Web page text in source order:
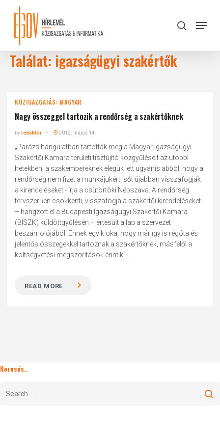
content
search
Menu
Találat: igazságügyi szakértők
KÖZIGAZGATÁS: MAGYAR
Nagy összeggel tartozik a rendőrség a szakértőknek
byredaktor 2012. május 14.
„Parázs hangulatban tartották meg a Magyar Igazságügyi
Szakértői Kamara területi tisztújító közgyűléseit az utóbbi
hetekben, a szakembereknek elegük lett ugyanis abból, hogy a
rendőrség nem fizet a munkájukért, sőt újabban visszafogják
a kirendeléseket - írja a csütörtöki Népszava. A rendőrség
tervszerűen csökkenti, visszafogja a szakértői kirendeléseket
– hangzott el a Budapesti Igazságügyi Szakértői Kamara
(BISZK) küldöttgyűlésén – értesült a lap a szervezet
beszámolójából. Ennek egyik oka, hogy már így is régóta és
jelentős összegekkel tartoznak a szakértőknek, másfelől a
költségvetési megszorítások érintik...
READ MORE
Keresés..
Close